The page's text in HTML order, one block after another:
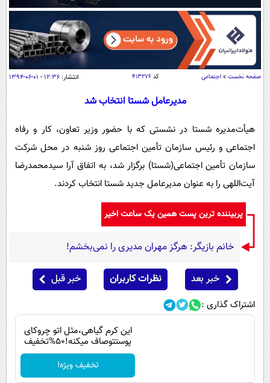
اوقات شرعی
سواد زندگی
اقتصاد
اقتصادی
جامعه
سلامت
یک برش دانایی
سفر و تفریح
فرهنگ و هنر
علم و دانش
اخبار کریپتو
قرآن
گوناگون
مجله تصویری سلاح
ورزش
سرگرمی
فناوری
خواندنی ها و دیدنی ها
پیامک
روانشناسی
آموزش زبان
صفحه نخست » اجتماعی کد ۴۱۳۲۷۶ انتشار: ۱۲:۳۶ - ۰۱-۰۶-۱۳۹۴
مدیرعامل شستا انتخاب شد
هیأت‌مدیره شستا در نشستی که با حضور وزیر تعاون، کار و رفاه
اجتماعی و رئیس سازمان تأمین اجتماعی روز شنبه در محل شرکت
سازمان تأمین اجتماعی(شستا) برگزار شد، به اتفاق آرا سیدمحمدرضا
آیت‌اللهی را به عنوان مدیرعامل جدید شستا انتخاب کردند.
پربیننده ترین پست همین یک ساعت اخیر
خانم بازیگر: هرگز مهران مدیری را نمی‌بخشم!
خبر بعد نظرات کاربران خبر قبل
اشتراک گذاری :
این کرم گیاهی،مثل اتو چروکای
پوستتوصاف میکنه!50%تخفیف
تخفیف ویژه!